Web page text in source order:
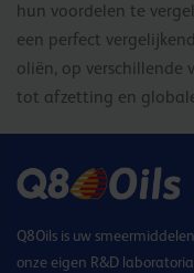
hun voordelen te
een perfect
oliën, op verschillende
tot afzetting en
Q8Oils is uw
onze eigen R&D